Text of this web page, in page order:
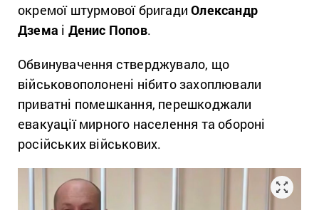
окремої штурмової бригадиОлександр
Дзема і Денис Попов.
Обвинувачення стверджувало, що
військовополонені нібито захоплювали
приватні помешкання, перешкоджали
евакуації мирного населення та обороні
російських військових.